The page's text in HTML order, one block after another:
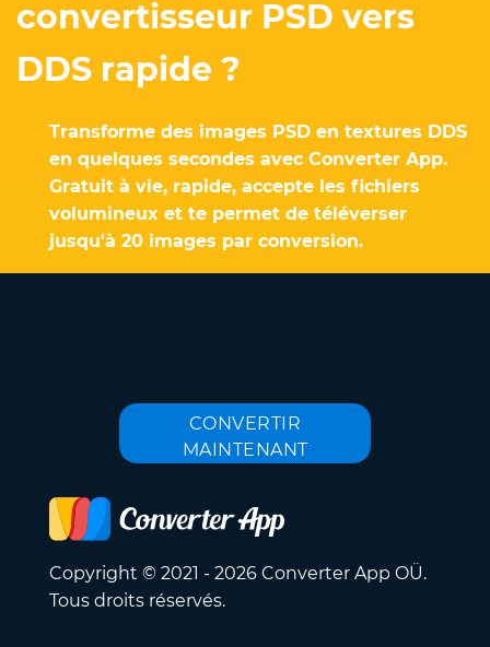
convertisseur PSD vers
DDS rapide ?
Transforme des images PSD en textures DDS
en quelques secondes avec Converter App.
Gratuit à vie, rapide, accepte les fichiers
volumineux et te permet de téléverser
jusqu'à 20 images par conversion.
CONVERTIR
MAINTENANT
Copyright © 2021 - 2026 Converter App OÜ.
Tous droits réservés.